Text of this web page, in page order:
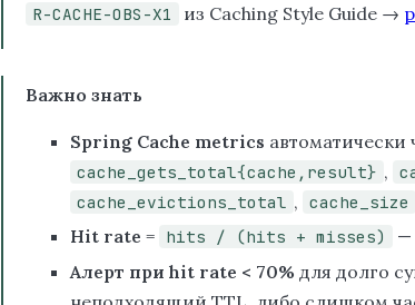
R-CACHE-OBS-X1 из Caching Style Guide →
Важно знать
Spring Cache metrics
cache_gets_total{cache,result} ,
cache_evictions_total , cache_size
Hit rate = hits / (hits + misses)
—
Алерт при hit rate < 70% для долго